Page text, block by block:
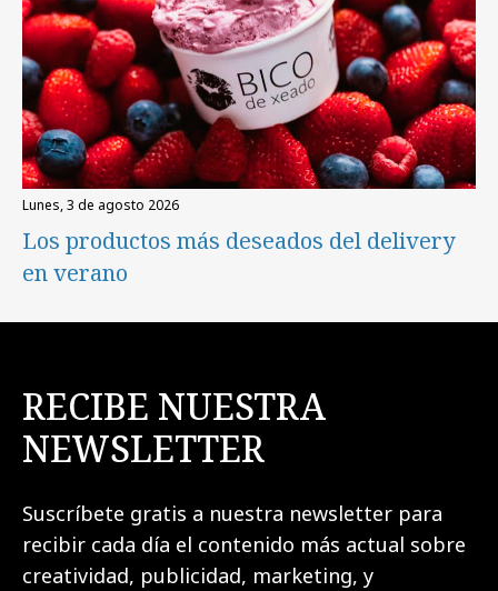
lunes, 3 de agosto 2026
Los productos más deseados del delivery
en verano
RECIBE NUESTRA
NEWSLETTER
Suscríbete gratis a nuestra newsletter para
recibir cada día el contenido más actual sobre
creatividad, publicidad, marketing, y